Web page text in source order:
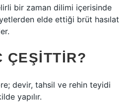
bir zaman dilimi içerisinde
elde ettiği brüt hasılat
ÇEŞITTIR?
devir, tahsil ve rehin teyidi
yapılır.